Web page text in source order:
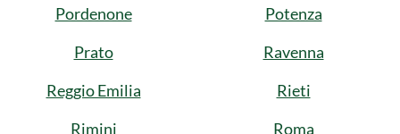
Pordenone
Potenza
Prato
Ravenna
Reggio Emilia
Rieti
Rimini
Roma